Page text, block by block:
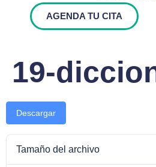
AGENDA TU CITA
19-
Descargar
Tamaño del archivo